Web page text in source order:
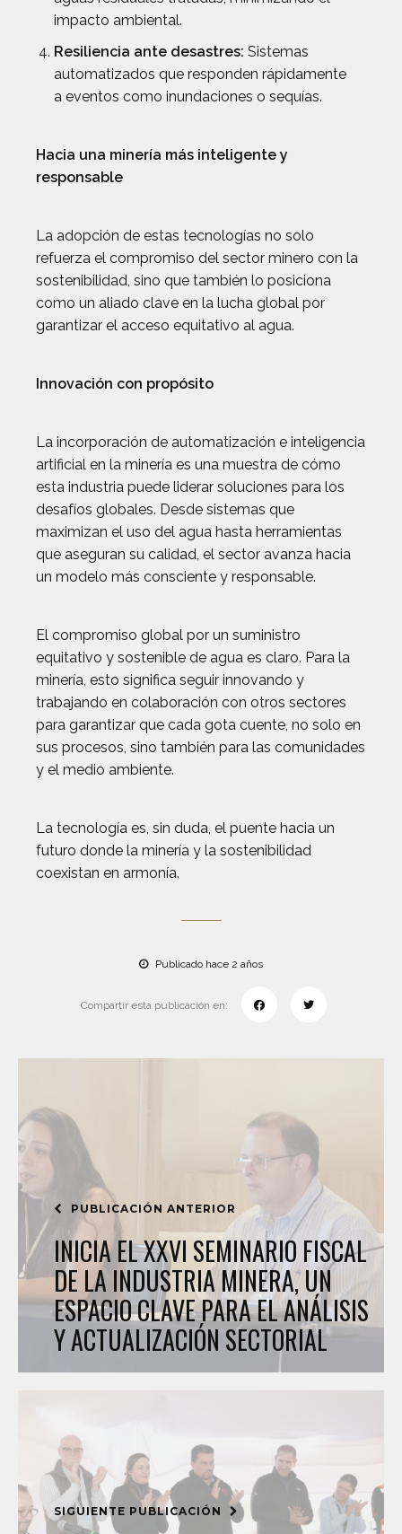
impacto ambiental.
Resiliencia ante desastres: Sistemas
automatizados que responden rápidamente
a eventos como inundaciones o sequías.
Hacia una minería más inteligente y
responsable
La adopción de estas tecnologías no solo
refuerza el compromiso del sector minero con la
sostenibilidad, sino que también lo posiciona
como un aliado clave en la lucha global por
garantizar el acceso equitativo al agua.
Innovación con propósito
La incorporación de automatización e inteligencia
artificial en la minería es una muestra de cómo
esta industria puede liderar soluciones para los
desafíos globales. Desde sistemas que
maximizan el uso del agua hasta herramientas
que aseguran su calidad, el sector avanza hacia
un modelo más consciente y responsable.
El compromiso global por un suministro
equitativo y sostenible de agua es claro. Para la
minería, esto significa seguir innovando y
trabajando en colaboración con otros sectores
para garantizar que cada gota cuente, no solo en
sus procesos, sino también para las comunidades
y el medio ambiente.
La tecnología es, sin duda, el puente hacia un
futuro donde la minería y la sostenibilidad
coexistan en armonía.
Publicado hace 2 años
Compartir esta publicación en:
PUBLICACIÓN ANTERIOR
INICIA EL XXVI SEMINARIO FISCAL
DE LA INDUSTRIA MINERA, UN
ESPACIO CLAVE PARA EL ANÁLISIS
Y ACTUALIZACIÓN SECTORIAL
SIGUIENTE PUBLICACIÓN